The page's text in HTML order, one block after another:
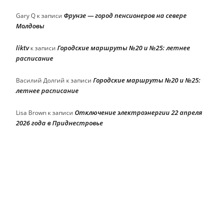
Gary Q к записи Фрунзе — город пенсионеров на севере
Молдовы
liktvк записи Городские маршруты №20 и №25: летнее
расписание
Василий Долгий к записи Городские маршруты №20 и №25:
летнее расписание
Lisa Brown к записи Отключение электроэнергии 22 апреля
2026 года в Приднестровье